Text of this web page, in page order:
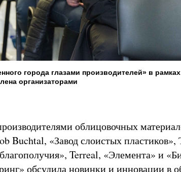
города глазами производителей» в
организаторами
облицовочных
Buchtal, «Завод слоистых пластиков»,
Terreal, «Элемента» и
обсудила новинки и инновации в